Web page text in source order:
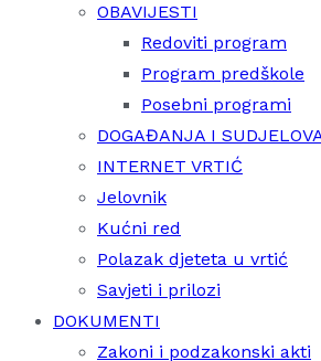
OBAVIJESTI
Redoviti program
Program predškole
Posebni programi
DOGAĐANJA I
INTERNET VRTIĆ
Jelovnik
Kućni red
Polazak djeteta u vrtić
Savjeti i prilozi
DOKUMENTI
Zakoni i podzakonski akti